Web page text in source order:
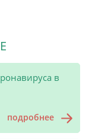
в
подробнее